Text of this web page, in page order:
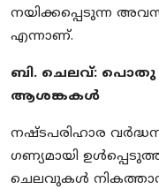
നയിക്കപ്പെടുന്ന
എന്നാണ്.
ബി. ചെലവ്: പൊതു
ആശങ്കകൾ
നഷ്ടപരിഹാര
ഗണ്യമായി
ചെലവുകൾ നികത്താൻ